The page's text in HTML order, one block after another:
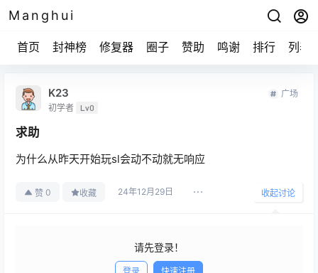
Manghui
首页 封神榜 修复器 圈子 赞助 鸣谢 排行 列表
K23
初学者 Lv0
广场
求助
为什么从昨天开始玩sl会动不动就无响应
赞 0 收藏 24年12月29日 收起讨论
请先登录！
登录 快速注册